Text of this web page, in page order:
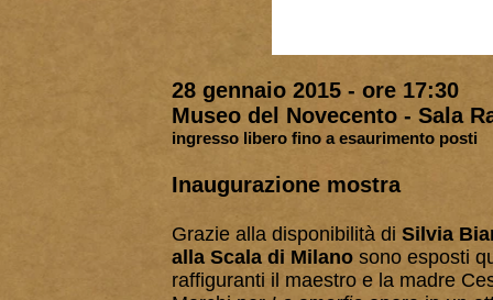
28 gennaio 2015 - ore 17:30
Museo del Novecento - Sala
ingresso libero fino a esaurimento posti
Inaugurazione mostra
Grazie alla disponibilità di Silvia
alla Scala di Milano sono esposti
raffiguranti il maestro e la madre